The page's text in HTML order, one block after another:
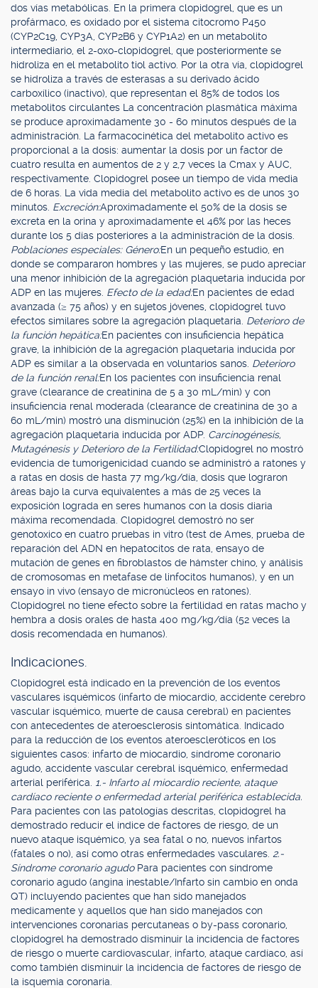
dos vías metabólicas. En la primera clopidogrel, que es un
profármaco, es oxidado por el sistema citocromo P450
(CYP2C19, CYP3A, CYP2B6 y CYP1A2) en un metabolito
intermediario, el 2-oxo-clopidogrel, que posteriormente se
hidroliza en el metabolito tiol activo. Por la otra vía, clopidogrel
se hidroliza a través de esterasas a su derivado ácido
carboxílico (inactivo), que representan el 85% de todos los
metabolitos circulantes La concentración plasmática máxima
se produce aproximadamente 30 - 60 minutos después de la
administración. La farmacocinética del metabolito activo es
proporcional a la dosis: aumentar la dosis por un factor de
cuatro resulta en aumentos de 2 y 2,7 veces la Cmax y AUC,
respectivamente. Clopidogrel posee un tiempo de vida media
de 6 horas. La vida media del metabolito activo es de unos 30
minutos. Excreción:Aproximadamente el 50% de la dosis se
excreta en la orina y aproximadamente el 46% por las heces
durante los 5 días posteriores a la administración de la dosis.
Poblaciones especiales: Género:En un pequeño estudio, en
donde se compararon hombres y las mujeres, se pudo apreciar
una menor inhibición de la agregación plaquetaria inducida por
ADP en las mujeres. Efecto de la edad:En pacientes de edad
avanzada (≥ 75 años) y en sujetos jóvenes, clopidogrel tuvo
efectos similares sobre la agregación plaquetaria. Deterioro de
la función hepática:En pacientes con insuficiencia hepática
grave, la inhibición de la agregación plaquetaria inducida por
ADP es similar a la observada en voluntarios sanos. Deterioro
de la función renal:En los pacientes con insuficiencia renal
grave (clearance de creatinina de 5 a 30 mL/min) y con
insuficiencia renal moderada (clearance de creatinina de 30 a
60 mL/min) mostró una disminución (25%) en la inhibición de la
agregación plaquetaria inducida por ADP. Carcinogénesis,
Mutagénesis y Deterioro de la Fertilidad:Clopidogrel no mostró
evidencia de tumorigenicidad cuando se administró a ratones y
a ratas en dosis de hasta 77 mg/kg/día, dosis que lograron
áreas bajo la curva equivalentes a más de 25 veces la
exposición lograda en seres humanos con la dosis diaria
máxima recomendada. Clopidogrel demostró no ser
genotoxico en cuatro pruebas in vitro (test de Ames, prueba de
reparación del ADN en hepatocitos de rata, ensayo de
mutación de genes en fibroblastos de hámster chino, y análisis
de cromosomas en metafase de linfocitos humanos), y en un
ensayo in vivo (ensayo de micronúcleos en ratones).
Clopidogrel no tiene efecto sobre la fertilidad en ratas macho y
hembra a dosis orales de hasta 400 mg/kg/día (52 veces la
dosis recomendada en humanos).
Indicaciones.
Clopidogrel está indicado en la prevención de los eventos
vasculares isquémicos (infarto de miocardio, accidente cerebro
vascular isquémico, muerte de causa cerebral) en pacientes
con antecedentes de ateroesclerosis sintomática. Indicado
para la reducción de los eventos ateroescleróticos en los
siguientes casos: infarto de miocardio, síndrome coronario
agudo, accidente vascular cerebral isquémico, enfermedad
arterial periférica.
1.- Infarto al miocardio reciente, ataque
cardíaco reciente o enfermedad arterial periférica establecida.
Para pacientes con las patologías descritas, clopidogrel ha
demostrado reducir el índice de factores de riesgo, de un
nuevo ataque isquémico, ya sea fatal o no, nuevos infartos
(fatales o no), así como otras enfermedades vasculares. 2.-
Síndrome coronario agudo Para pacientes con síndrome
coronario agudo (angina inestable/Infarto sin cambio en onda
QT) incluyendo pacientes que han sido manejados
medicamente y aquellos que han sido manejados con
intervenciones coronarias percutaneas o by-pass coronario,
clopidogrel ha demostrado disminuir la incidencia de factores
de riesgo o muerte cardiovascular, infarto, ataque cardíaco, así
como también disminuir la incidencia de factores de riesgo de
la isquemia coronaria.